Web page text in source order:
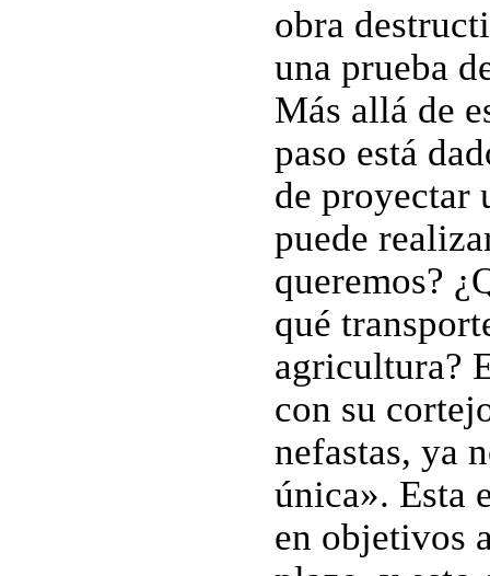
obra
una prueba
Más allá de
paso está
de proyectar
puede
queremos?
qué
agricultura?
con su
nefastas, ya
única». Esta
en objetivos